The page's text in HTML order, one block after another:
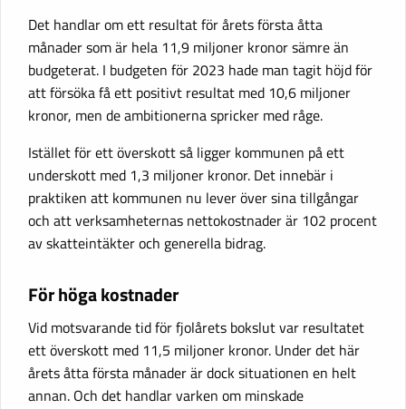
Det handlar om ett resultat för årets första åtta
månader som är hela 11,9 miljoner kronor sämre än
budgeterat. I budgeten för 2023 hade man tagit höjd för
att försöka få ett positivt resultat med 10,6 miljoner
kronor, men de ambitionerna spricker med råge.
Istället för ett överskott så ligger kommunen på ett
underskott med 1,3 miljoner kronor. Det innebär i
praktiken att kommunen nu lever över sina tillgångar
och att verksamheternas nettokostnader är 102 procent
av skatteintäkter och generella bidrag.
För höga kostnader
Vid motsvarande tid för fjolårets bokslut var resultatet
ett överskott med 11,5 miljoner kronor. Under det här
årets åtta första månader är dock situationen en helt
annan. Och det handlar varken om minskade